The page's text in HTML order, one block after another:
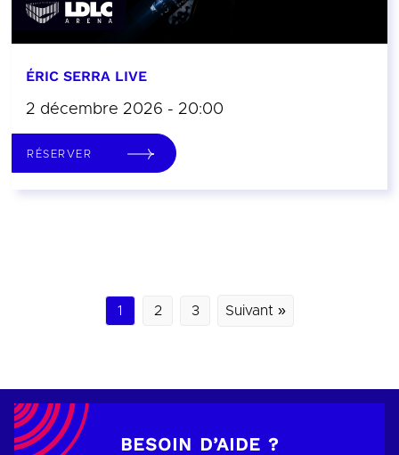
ÉRIC SERRA LIVE
2 décembre 2026 - 20:00
RÉSERVER
1 2 3 Suivant »
BESOIN D’AIDE ?